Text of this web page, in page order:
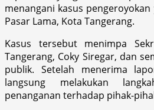
menangani kasus
Pasar Lama, Kota Tangerang.
Kasus tersebut menimpa
Tangerang, Coky Siregar, dan
publik. Setelah menerima
langsung melakukan
penanganan terhadap pihak-